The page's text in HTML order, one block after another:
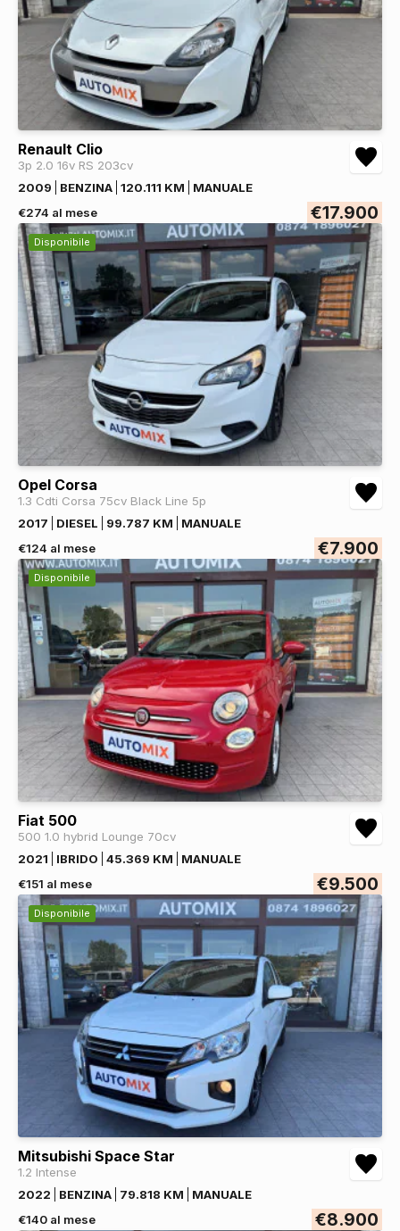
Renault Clio
3p 2.0 16v RS 203cv
2009
BENZINA 120.111 KM
MANUALE
€274 al mese
€17.900
Disponibile
Opel Corsa
1.3 Cdti Corsa 75cv Black Line 5p
2017
DIESEL 99.787 KM
MANUALE
€124 al mese
€7.900
Disponibile
Fiat 500
500 1.0 hybrid Lounge 70cv
2021
IBRIDO 45.369 KM
MANUALE
€151 al mese
€9.500
Disponibile
Mitsubishi Space Star
1.2 Intense
2022
BENZINA 79.818 KM
MANUALE
€140 al mese
€8.900